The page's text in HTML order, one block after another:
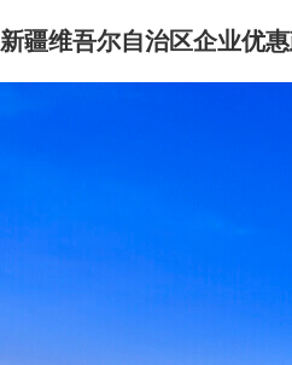
新疆维吾尔自治区企业优